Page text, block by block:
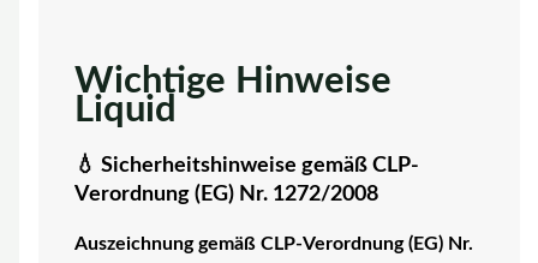
Wichtige Hinweise
Liquid
💧 Sicherheitshinweise gemäß CLP-
Verordnung (EG) Nr. 1272/2008
Auszeichnung gemäß CLP-Verordnung (EG) Nr.